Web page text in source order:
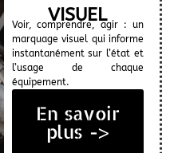
VISUEL
Voir, comprendre, agir : un
marquage visuel qui informe
instantanément sur l’état et
l’usage de chaque
équipement.
En savoir
plus ->